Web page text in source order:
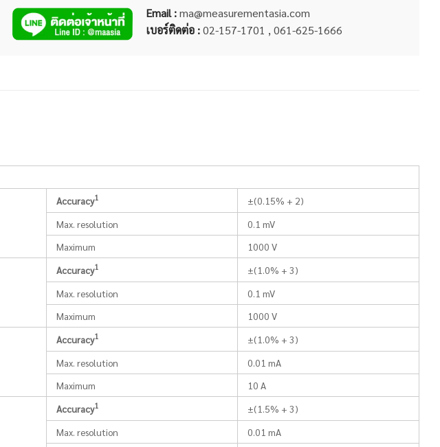
Email :ma@measurementasia.com
เบอร์ติดต่อ :02-157-1701 , 061-625-1666
Accuracy1
±(0.15% + 2)
Max. resolution
0.1 mV
Maximum
1000 V
Accuracy1
±(1.0% + 3)
Max. resolution
0.1 mV
Maximum
1000 V
Accuracy1
±(1.0% + 3)
Max. resolution
0.01 mA
Maximum
10 A
Accuracy1
±(1.5% + 3)
Max. resolution
0.01 mA